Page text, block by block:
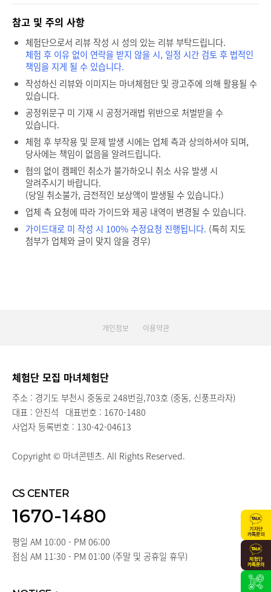
참고 및 주의 사항
체험단으로서 리뷰 작성 시 성의 있는 리뷰 부탁드립니다.
체험 후 이유 없이 연락을 받지 않을 시, 일정 시간 검토 후 법적인
책임을 지게 될 수 있습니다.
작성하신 리뷰와 이미지는 마녀체험단 및 광고주에 의해 활용될 수
있습니다.
공정위문구 미 기재 시 공정거래법 위반으로 처벌받을 수
있습니다.
체험 후 부작용 및 문제 발생 시에는 업체 측과 상의하셔야 되며,
당사에는 책임이 없음을 알려드립니다.
협의 없이 캠페인 취소가 불가하오니 취소 사유 발생 시
알려주시기 바랍니다.
(당일 취소불가, 금전적인 보상액이 발생될 수 있습니다.)
업체 측 요청에 따라 가이드와 제공 내역이 변경될 수 있습니다.
가이드대로 미 작성 시 100% 수정요청 진행됩니다. (특히 지도
첨부가 업체와 글이 맞지 않을 경우)
개인정보 이용약관
체험단 모집 마녀체험단
주소 : 경기도 부천시 중동로 248번길,703호 (중동, 신풍프라자)
대표 : 안진석 대표번호 : 1670-1480
사업자 등록번호 : 130-42-04613
Copyright © 마녀콘텐츠. All Rights Reserved.
CS CENTER
1670-1480
평일 AM 10:00 - PM 06:00
점심 AM 11:30 - PM 01:00 (주말 및 공휴일 휴무)